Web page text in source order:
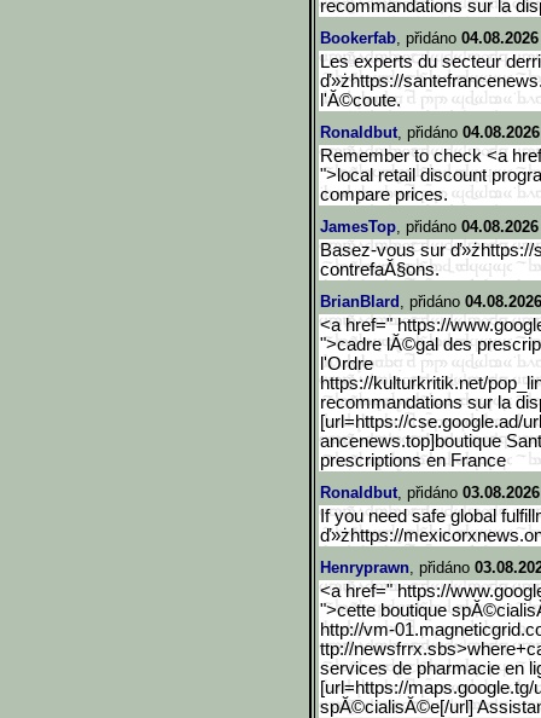
recommandations sur la
Bookerfab, přidáno
Les experts du secteur
ď»żhttps://
l'Ă©coute.
Ronaldbut, přidáno
Remember to check <a
">local retail discount
compare prices.
JamesTop, přidáno
Basez-vous sur ď»żhttps://
contrefaĂ§ons.
BrianBlard , přidáno
<a href=" https://
">cadre lĂ©gal des
l'Ordre
https://kulturkritik.net/
recommandations sur la
[url=https://cse.google.ad/
ancenews.top]boutique
prescriptions en France
Ronaldbut, přidáno
If you need safe global
ď»żhttps://
Henryprawn, přidáno
<a href=" https://
">cette boutique
http://vm-01.magneticgrid
ttp://
services de pharmacie en
[url=https://maps.google.tg/
spĂ©cialisĂ©e[/url]